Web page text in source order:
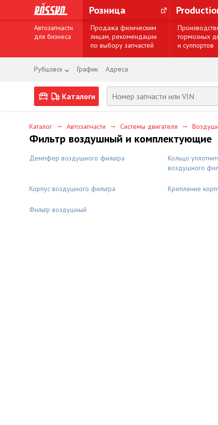
Розница
Автозапчасти
для бизнеса
Продажа физическим
лицам, рекомендации
по выбору запчастей
тормозных
и суппортов
Рубцовск График Адреса
Каталоги
Каталог → Автозапчасти → Системы двигателя →
Фильтр воздушный и комплектующие
Демпфер воздушного фильтра
Кольцо
воздушного
Корпус воздушного фильтра Крепление
Фильтр воздушный